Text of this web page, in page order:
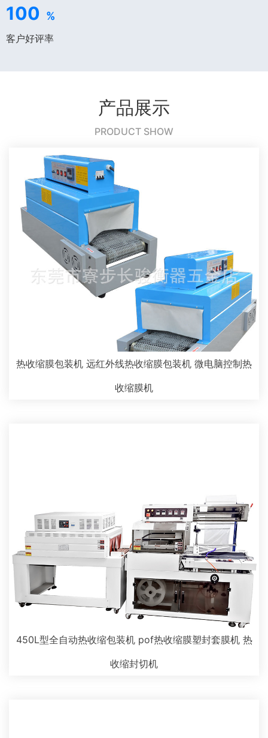
100 %
客户好评率
产品展示
PRODUCT SHOW
热收缩膜包装机 远红外线热收缩膜包装机 微电脑控制热
收缩膜机
450L型全自动热收缩包装机 pof热收缩膜塑封套膜机 热
收缩封切机